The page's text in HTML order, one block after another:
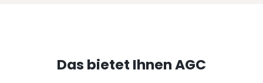
Das bietet Ihnen AGC